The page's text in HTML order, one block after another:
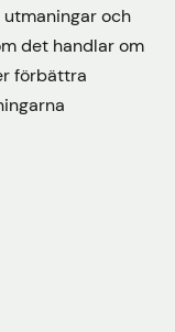
och
det handlar om
förbättra